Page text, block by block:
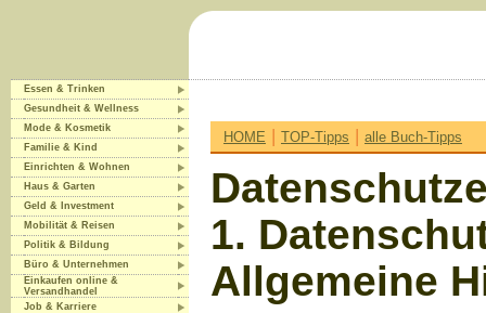
Essen & Trinken
Gesundheit & Wellness
Mode & Kosmetik
Familie & Kind
Einrichten & Wohnen
Haus & Garten
Geld & Investment
Mobilität & Reisen
Politik & Bildung
Büro & Unternehmen
Einkaufen online &
Versandhandel
Job & Karriere
HOME | TOP-Tipps | alle Buch-Tipps
1.
Allgemeine